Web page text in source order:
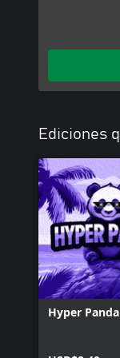
Ediciones
Hyper